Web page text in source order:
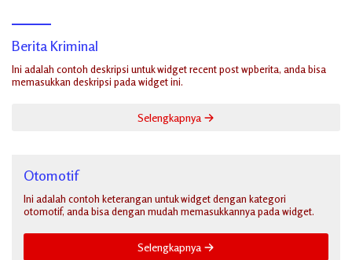
Berita Kriminal
Ini adalah contoh deskripsi untuk widget recent post wpberita, anda bisa
memasukkan deskripsi pada widget ini.
Selengkapnya
Otomotif
Ini adalah contoh keterangan untuk widget dengan kategori
otomotif, anda bisa dengan mudah memasukkannya pada widget.
Selengkapnya